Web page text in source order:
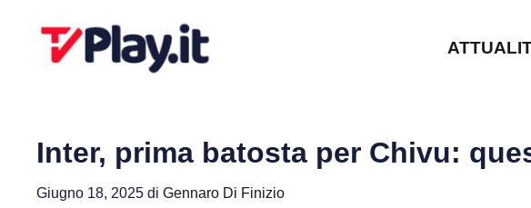
Inter, prima batosta per Chivu:
Giugno 18, 2025 di Gennaro Di Finizio